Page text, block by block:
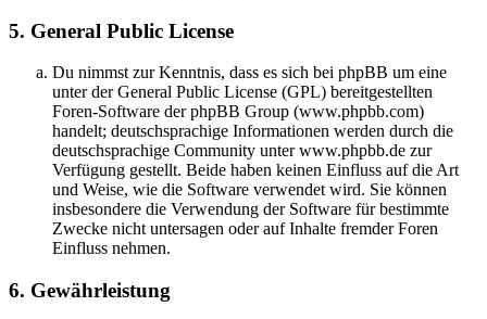
5. General Public License
Du nimmst zur Kenntnis, dass es sich bei phpBB um eine
unter der General Public License (GPL) bereitgestellten
Foren-Software der phpBB Group (www.phpbb.com)
handelt; deutschsprachige Informationen werden durch die
deutschsprachige Community unter www.phpbb.de zur
Verfügung gestellt. Beide haben keinen Einfluss auf die Art
und Weise, wie die Software verwendet wird. Sie können
insbesondere die Verwendung der Software für bestimmte
Zwecke nicht untersagen oder auf Inhalte fremder Foren
Einfluss nehmen.
6. Gewährleistung